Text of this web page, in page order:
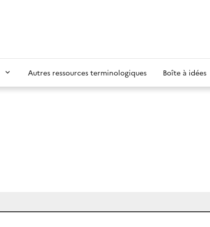
Autres ressources terminologiques Boîte à idées